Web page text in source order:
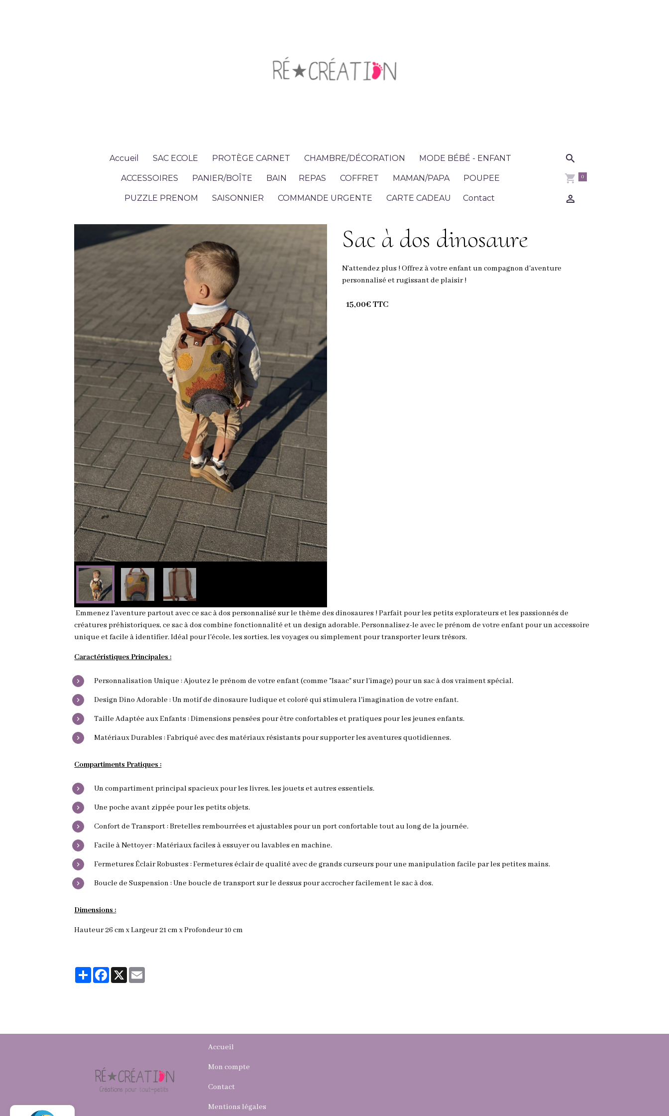
Accueil SAC ECOLE PROTÈGE CARNET CHAMBRE/DÉCORATION MODE BÉBÉ - ENFANT
ACCESSOIRES PANIER/BOÎTE BAIN REPAS COFFRET MAMAN/PAPA POUPEE
PUZZLE PRENOM SAISONNIER COMMANDE URGENTE CARTE CADEAU Contact
0
Sac à dos dinosaure
N'attendez plus ! Offrez à votre enfant un compagnon d'aventure
personnalisé et rugissant de plaisir !
15,00€ TTC
Emmenez l'aventure partout avec ce sac à dos personnalisé sur le thème des dinosaures ! Parfait pour les petits explorateurs et les passionnés de
créatures préhistoriques, ce sac à dos combine fonctionnalité et un design adorable. Personnalisez-le avec le prénom de votre enfant pour un accessoire
unique et facile à identifier. Idéal pour l'école, les sorties, les voyages ou simplement pour transporter leurs trésors.
Caractéristiques Principales :
Personnalisation Unique : Ajoutez le prénom de votre enfant (comme "Isaac" sur l'image) pour un sac à dos vraiment spécial.
Design Dino Adorable : Un motif de dinosaure ludique et coloré qui stimulera l'imagination de votre enfant.
Taille Adaptée aux Enfants : Dimensions pensées pour être confortables et pratiques pour les jeunes enfants.
Matériaux Durables : Fabriqué avec des matériaux résistants pour supporter les aventures quotidiennes.
Compartiments Pratiques :
Un compartiment principal spacieux pour les livres, les jouets et autres essentiels.
Une poche avant zippée pour les petits objets.
Confort de Transport : Bretelles rembourrées et ajustables pour un port confortable tout au long de la journée.
Facile à Nettoyer : Matériaux faciles à essuyer ou lavables en machine.
Fermetures Éclair Robustes : Fermetures éclair de qualité avec de grands curseurs pour une manipulation facile par les petites mains.
Boucle de Suspension : Une boucle de transport sur le dessus pour accrocher facilement le sac à dos.
Dimensions :
Hauteur 26 cm x Largeur 21 cm x Profondeur 10 cm
PartagerFacebook
X
Accueil
Mon compte
Contact
Mentions légales